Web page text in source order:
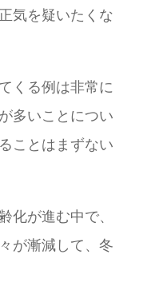
気を疑いたくな
くる例は非常に
多いことについ
ことはまずない
化が進む中で、
が漸減して、冬